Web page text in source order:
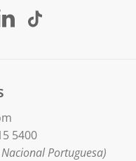
5400
Portuguesa)